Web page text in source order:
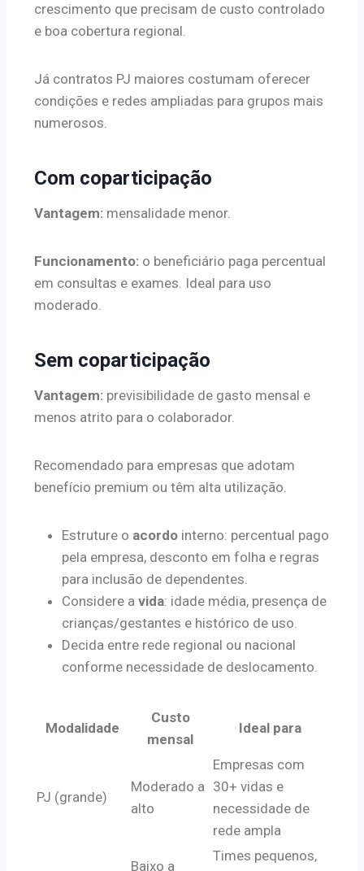
crescimento que precisam de custo controlado
e boa cobertura regional.
Já contratos PJ maiores costumam oferecer
condições e redes ampliadas para grupos mais
numerosos.
Com coparticipação
Vantagem: mensalidade menor.
Funcionamento: o beneficiário paga percentual
em consultas e exames. Ideal para uso
moderado.
Sem coparticipação
Vantagem: previsibilidade de gasto mensal e
menos atrito para o colaborador.
Recomendado para empresas que adotam
benefício premium ou têm alta utilização.
Estruture o acordo interno: percentual pago
pela empresa, desconto em folha e regras
para inclusão de dependentes.
Considere a vida: idade média, presença de
crianças/gestantes e histórico de uso.
Decida entre rede regional ou nacional
conforme necessidade de deslocamento.
Modalidade
Custo
mensal
Ideal para
PJ (grande)
Moderado a
alto
Empresas com
30+ vidas e
necessidade de
rede ampla
Baixo a
Times pequenos,